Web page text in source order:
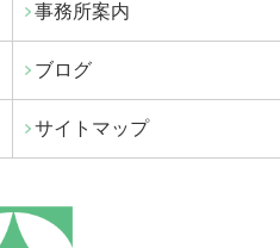
事務所案内
ブログ
サイトマップ